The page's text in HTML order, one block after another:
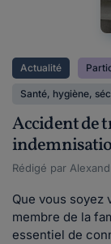
Actualité
Santé, hygiène,
Accident de
Rédigé par
Que vous soyez
membre de la
essentiel de